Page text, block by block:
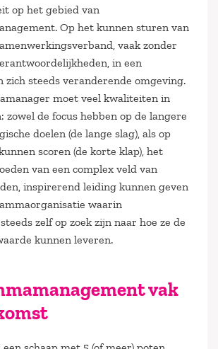
op het gebied van
Op het kunnen sturen van
vaak zonder
in een
zich steeds veranderende omgeving.
moet veel kwaliteiten in
zowel de focus hebben op de langere
doelen (de lange slag), als op
scoren (de korte klap), het
van een complex veld van
inspirerend leiding kunnen geven
waarin
zelf op zoek zijn naar hoe ze de
kunnen leveren.
vak